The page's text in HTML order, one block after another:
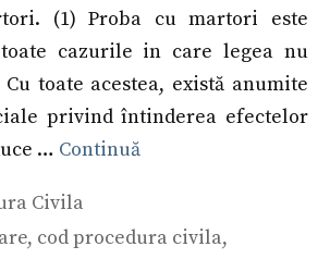
(1) Proba cu martori este
cazurile in care legea nu
toate acestea, există anumite
privind întinderea efectelor
… Continuă
Civila
, cod procedura civila,